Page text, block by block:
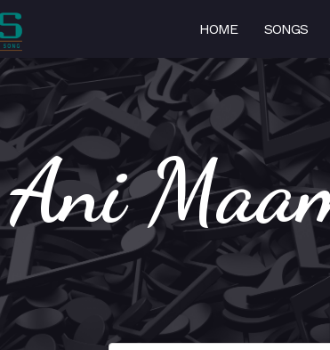
HOME SONGS